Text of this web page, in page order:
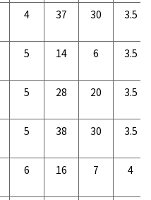
4 37 30 3.5
5 14 6 3.5
5 28 20 3.5
5 38 30 3.5
6 16 7 4